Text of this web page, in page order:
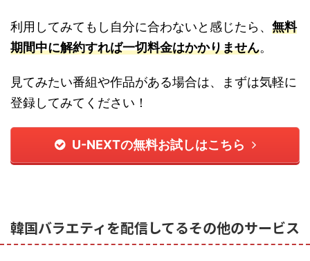
利用してみてもし自分に合わないと感じたら、 無料
期間中に解約すれば一切料金はかかりません。
見てみたい番組や作品がある場合は、まずは気軽に
登録してみてください！
U-NEXTの無料お試しはこちら
韓国バラエティを配信してるその他のサービス